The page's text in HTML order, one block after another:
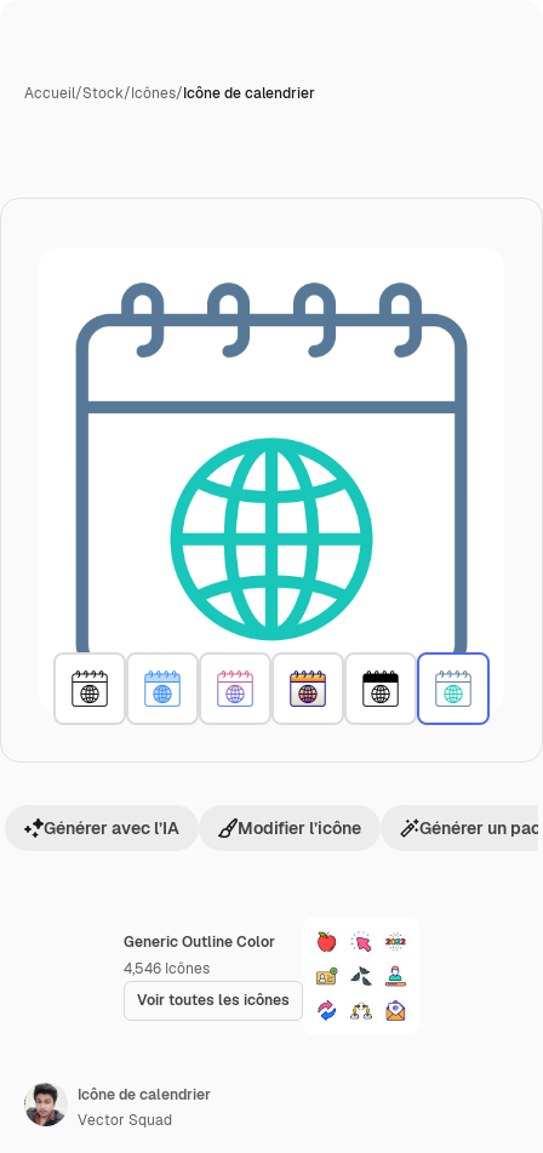
Accueil/Stock/Icônes/Icône de calendrier
Generic Outline Color
4,546 Icônes
Voir toutes les icônes
Générer avec l’IA Modifier l’icône Générer un
Icône de calendrier
Vector Squad